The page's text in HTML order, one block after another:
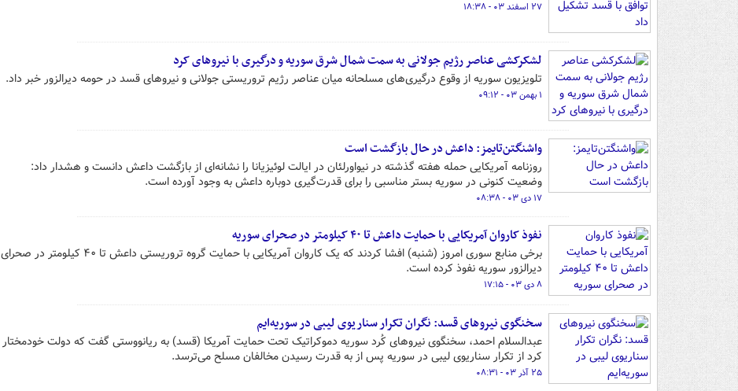
۲۷ اسفند ۰۳ - ۱۸:۳۸
لشکرکشی عناصر رژیم جولانی به سمت شمال شرق سوریه و درگیری با نیروهای کرد
تلویزیون سوریه از وقوع درگیری‌های مسلحانه میان عناصر رژیم تروریستی جولانی و نیروهای قسد در حومه دیرالزور خبر داد.
۱ بهمن ۰۳ - ۰۹:۱۲
واشنگتن‌تایمز: داعش در حال بازگشت است
روزنامه آمریکایی حمله هفته گذشته در نیواورلئان در ایالت لوئیزیانا را نشانه‌ای از بازگشت داعش دانست و هشدار داد:
وضعیت کنونی در سوریه بستر مناسبی را برای قدرت‌گیری دوباره داعش به وجود آورده است.
۱۷ دی ۰۳ - ۰۸:۳۸
نفوذ کاروان آمریکایی با حمایت داعش تا ۴۰ کیلومتر در صحرای سوریه
برخی منابع سوری امروز (شنبه) افشا کردند که یک کاروان آمریکایی با حمایت گروه تروریستی داعش تا ۴۰ کیلومتر در صحرای
دیرالزور سوریه نفوذ کرده است.
۸ دی ۰۳ - ۱۷:۱۵
سخنگوی نیروهای قسد: نگران تکرار سناریوی لیبی در سوریه‌ایم
عبدالسلام احمد، سخنگوی نیروهای کُرد سوریه دموکراتیک تحت حمایت آمریکا (قسد) به ریانووستی گفت که دولت خودمختار
کرد از تکرار سناریوی لیبی در سوریه پس از به قدرت رسیدن مخالفان مسلح می‌ترسد.
۲۵ آذر ۰۳ - ۰۸:۳۱